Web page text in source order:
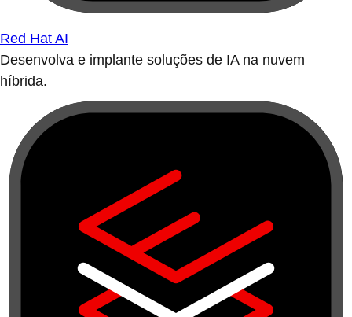
Red Hat AI
Desenvolva e implante soluções de IA na nuvem
híbrida.